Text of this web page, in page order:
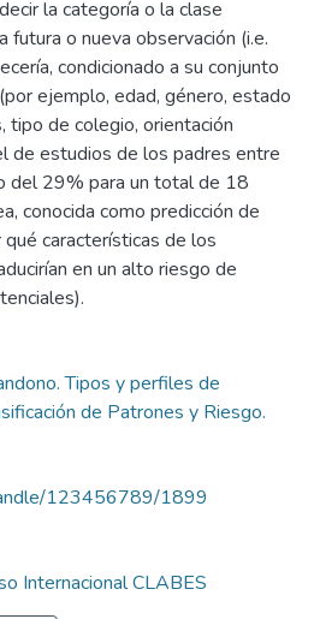
la categoría o la clase
futura o nueva observación (i.e.
condicionado a su conjunto
ejemplo, edad, género, estado
tipo de colegio, orientación
de estudios de los padres entre
del 29% para un total de 18
conocida como predicción de
características de los
en un alto riesgo de
Tipos y perfiles de
de Patrones y Riesgo.
123456789/1899
Internacional CLABES